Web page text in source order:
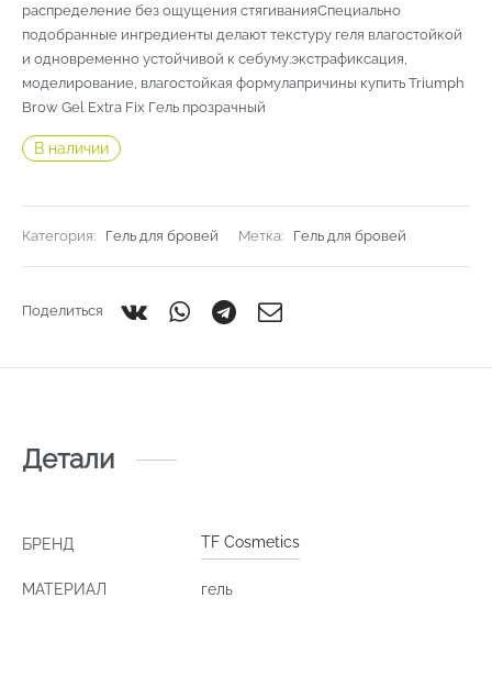
распределение без ощущения стягиванияСпециально
подобранные ингредиенты делают текстуру геля влагостойкой
и одновременно устойчивой к себуму.экстрафиксация,
моделирование, влагостойкая формулапричины купить Triumph
Brow Gel Extra Fix Гель прозрачный
В наличии
Категория: Гель для бровей Метка: Гель для бровей
Поделиться
Детали
БРЕНД TF Cosmetics
МАТЕРИАЛ гель